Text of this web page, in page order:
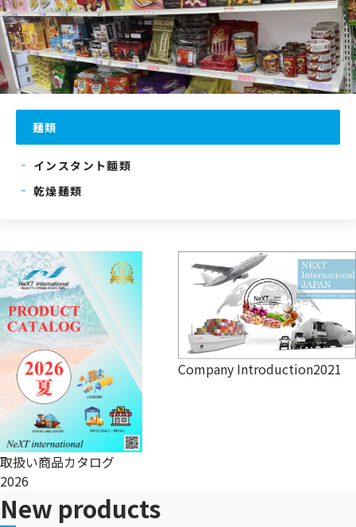
麺類
インスタント麵類
乾燥麺類
取扱い商品カタログ
2026
Company Introduction2021
New products